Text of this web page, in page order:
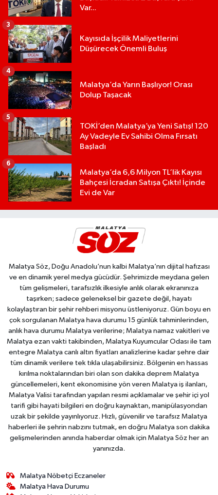
Var...
Kayısıda İşçilik Maliyetlerini
Düşürecek Önemli Buluş
3
Malatya’da Yarın Başlıyor! Orası
Dolup Taşacak
4
TOKİ’den Malatya’ya Yeni Satış! 120
Ay Vadeyle Ev Sahibi Olma Fırsatı
Başladı
5
Malatya’da 6,6 Milyon TL’lik Kayısı
Bahçesi İcradan Satışa Çıktı! İçinde
Evi de Var
6
Malatya Söz, Doğu Anadolu’nun kalbi Malatya’nın dijital hafızası
ve en dinamik yerel medya gücüdür. Şehrimizde meydana gelen
tüm gelişmeleri, tarafsızlık ilkesiyle anlık olarak ekranınıza
taşırken; sadece geleneksel bir gazete değil, hayatı
kolaylaştıran bir şehir rehberi misyonu üstleniyoruz. Gün boyu en
çok sorgulanan Malatya hava durumu 15 günlük tahminlerinden,
anlık hava durumu Malatya verilerine; Malatya namaz vakitleri ve
Malatya ezan vakti takibinden, Malatya Kuyumcular Odası ile tam
entegre Malatya canlı altın fiyatları analizlerine kadar şehre dair
tüm dinamik verilere tek tıkla ulaşabilirsiniz. Bölgenin en hassas
kırılma noktalarından biri olan son dakika deprem Malatya
güncellemeleri, kent ekonomisine yön veren Malatya iş ilanları,
Malatya Valisi tarafından yapılan resmi açıklamalar ve şehir içi yol
tarifi gibi hayati bilgileri en doğru kaynaktan, manipülasyondan
uzak bir şekilde yayınlıyoruz. Hızlı, güvenilir ve tarafsız Malatya
haberleri ile şehrin nabzını tutmak, en doğru Malatya son dakika
gelişmelerinden anında haberdar olmak için Malatya Söz her an
yanınızda.
Malatya Nöbetçi Eczaneler
Malatya Hava Durumu